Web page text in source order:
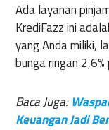
Ada layanan
KrediFazz ini
yang Anda miliki,
bunga ringan
Baca Juga:
Keuangan Jadi